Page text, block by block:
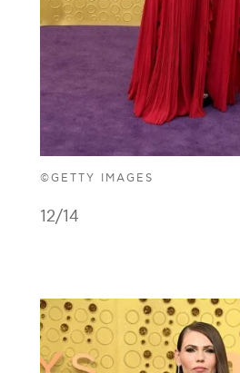
©GETTY IMAGES
12/14